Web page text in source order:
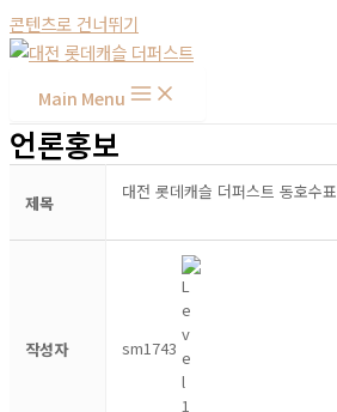
콘텐츠로 건너뛰기
Main Menu
언론홍보
제목
대전 롯데캐슬 더퍼스트 동호수표
작성자 sm1743